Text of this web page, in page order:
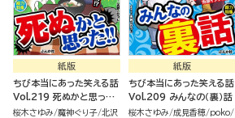
紙版
ちび本当にあった笑える話
Vol.219 死ぬかと思っ
た!!
桜木さゆみ 魔神ぐり子 北沢
紙版
ちび本当にあった笑える話
Vol.209 みんなの（裏）話
桜木さゆみ 成見香穂 poko